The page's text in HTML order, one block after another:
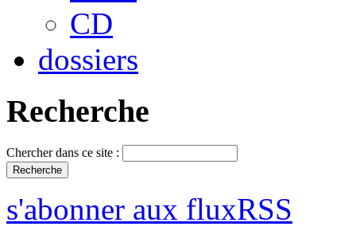
CD
dossiers
Recherche
Chercher dans ce site :
s'abonner aux fluxRSS